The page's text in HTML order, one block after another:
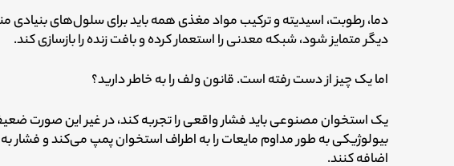
دما، رطوبت، اسیدیته و ترکیب مواد مغذی همه باید برای سلول‌های
دیگر متمایز شود، شبکه معدنی را استعمار کرده و بافت زنده را بازسازی کند.
اما یک چیز از دست رفته است. قانون ولف را به خاطر دارید؟
یک استخوان مصنوعی باید فشار واقعی را تجربه کند، در غیر این صورت
بیولوژیکی به طور مداوم مایعات را به اطراف استخوان پمپ می‌کند و فشار
اضافه کنند.